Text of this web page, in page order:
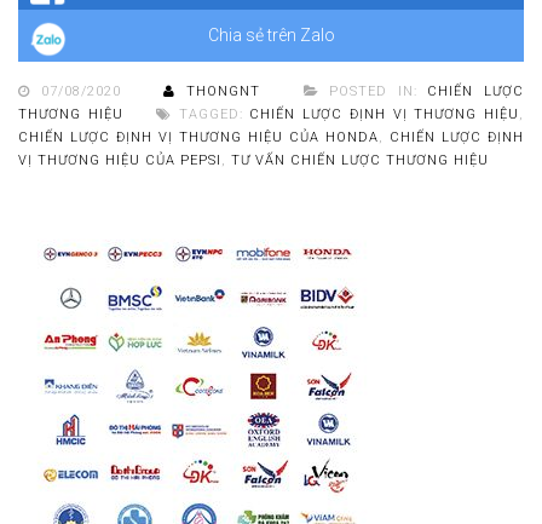
Chia sẻ trên Zalo
07/08/2020 THONGNT POSTED IN: CHIẾN LƯỢC
THƯƠNG HIỆU
TAGGED: CHIẾN LƯỢC ĐỊNH VỊ THƯƠNG HIỆU ,
CHIẾN LƯỢC ĐỊNH VỊ THƯƠNG HIỆU CỦA HONDA, CHIẾN LƯỢC ĐỊNH
VỊ THƯƠNG HIỆU CỦA PEPSI , TƯ VẤN CHIẾN LƯỢC THƯƠNG HIỆU